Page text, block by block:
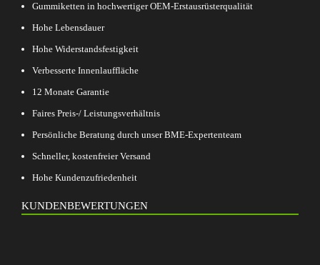
Gummiketten in hochwertiger OEM-Erstausrüsterqualität
Hohe Lebensdauer
Hohe Widerstandsfestigkeit
Verbesserte Innenlauffläche
12 Monate Garantie
Faires Preis-/ Leistungsverhältnis
Persönliche Beratung durch unser BME-Expertenteam
Schneller, kostenfreier Versand
Hohe Kundenzufriedenheit
KUNDENBEWERTUNGEN